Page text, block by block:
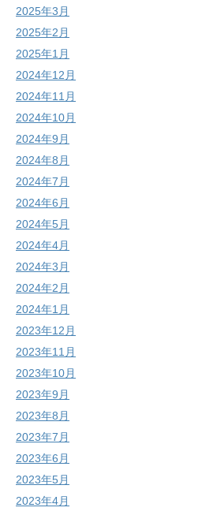
2025年3月
2025年2月
2025年1月
2024年12月
2024年11月
2024年10月
2024年9月
2024年8月
2024年7月
2024年6月
2024年5月
2024年4月
2024年3月
2024年2月
2024年1月
2023年12月
2023年11月
2023年10月
2023年9月
2023年8月
2023年7月
2023年6月
2023年5月
2023年4月